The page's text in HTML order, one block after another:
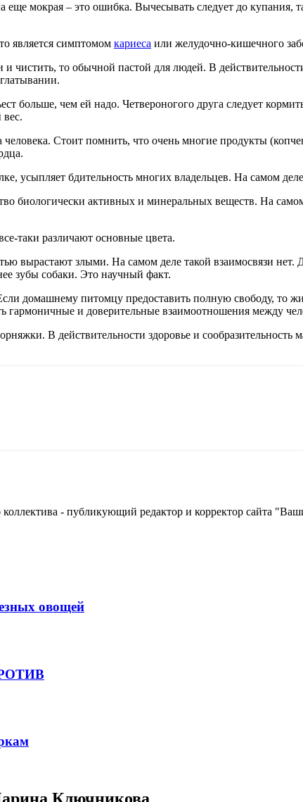
мокрая – это ошибка. Вычесывать следует до купания,
является симптомом кариеса или желудочно-кишечного
чистить, то обычной пастой для людей. В
больше, чем ей надо. Четвероногого друга следует
Стоит помнить, что очень многие продукты
усыпляет бдительность многих владельцев. На самом
биологически активных и минеральных веществ. На
таки различают основные цвета.
вырастают злыми. На самом деле такой взаимосвязи нет.
зубы собаки. Это научный факт.
домашнему питомцу предоставить полную свободу, то
гармоничные и доверительные взаимоотношения между
В действительности здоровье и сообразительность
- публикующий редактор и корректор сайта
овощей